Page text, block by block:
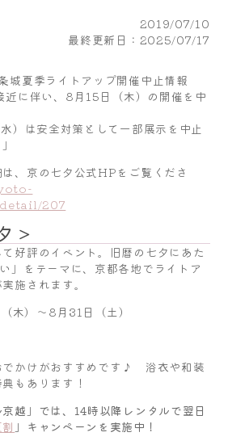
2019/07/10
最終更新日：2025/07/17
夏季ライトアップ開催中止情報
近に伴い、8月15日（木）の開催を中
）は安全対策として一部展示を中止
、京の七夕公式HPをご覧くださ
207
＞
好評のイベント。旧暦の七夕にあた
」をテーマに、京都各地でライトア
施されます。
木）～8月31日（土）
でかけがおすすめです♪ 浴衣や和装
もあります！
越」では、14時以降レンタルで翌日
」キャンペーンを実施中！